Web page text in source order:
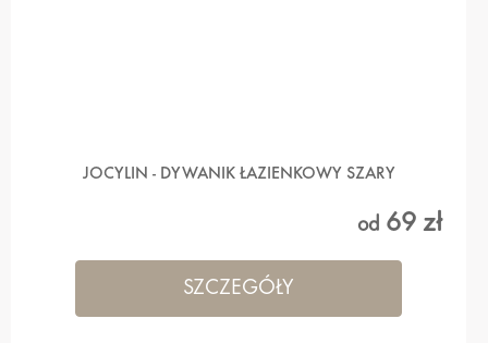
JOCYLIN - DYWANIK ŁAZIENKOWY SZARY
od 69 zł
SZCZEGÓŁY